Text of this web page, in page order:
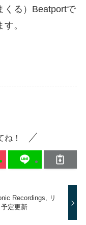
くる）Beatportで
。
ね！
Recordings, リ
予定更新